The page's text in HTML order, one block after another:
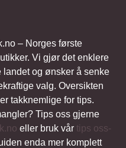
– Norges første
Vi gjør det enklere
landet og ønsker å senke
valg. Oversikten
takknemlige for tips.
Tips oss gjerne
eller bruk vår tips oss-
enda mer komplett